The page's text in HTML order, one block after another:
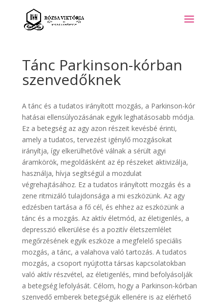
Tánc Parkinson-kórban
szenvedőknek
A tánc és a tudatos irányított mozgás, a Parkinson-kór
hatásai ellensúlyozásának egyik leghatásosabb módja.
Ez a betegség az agy azon részeit kevésbé érinti,
amely a tudatos, tervezést igénylő mozgásokat
irányítja, így elkerülhetővé válnak a sérült agyi
áramkörök, megoldásként az ép részeket aktivizálja,
használja, hívja segítségül a mozdulat
végrehajtásához. Ez a tudatos irányított mozgás és a
zene ritmizáló tulajdonsága a mi eszközünk. Az agy
edzésben tartása a fő cél, és ehhez az eszközünk a
tánc és a mozgás. Az aktív életmód, az életigenlés, a
depresszió elkerülése és a pozitív életszemlélet
megőrzésének egyik eszköze a megfelelő speciális
mozgás, a tánc, a valahova való tartozás. A tudatos
mozgás, a csoport nyújtotta társas kapcsolatokban
való aktív részvétel, az életigenlés, mind befolyásolják
a betegség lefolyását. Célom, hogy a Parkinson-kórban
szenvedő emberek betegségük ellenére is az elérhető